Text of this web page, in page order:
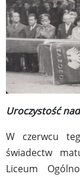
Uroczystość
W czerwcu
świadectw
Liceum